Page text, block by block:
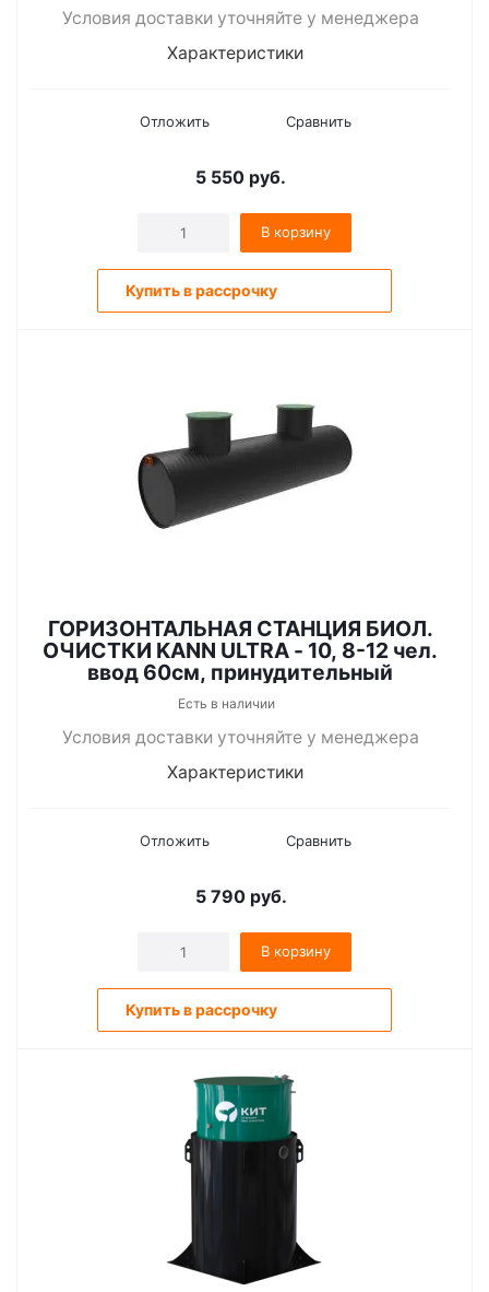
Условия доставки уточняйте у менеджера
Характеристики
Отложить Сравнить
5 550 руб.
В корзину
Купить в рассрочку
ГОРИЗОНТАЛЬНАЯ СТАНЦИЯ БИОЛ.
ОЧИСТКИ KANN ULTRA - 10, 8-12 чел.
ввод 60см, принудительный
Есть в наличии
Условия доставки уточняйте у менеджера
Характеристики
Отложить Сравнить
5 790руб.
В корзину
Купить в рассрочку